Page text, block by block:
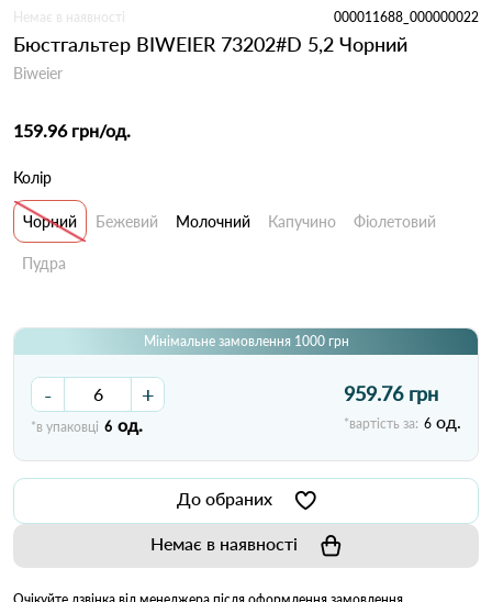
Немає в наявності 000011688_000000022
Бюстгальтер BIWEIER 73202#D 5,2 Чорний
Biweier
159.96 грн/од.
Колір
Чорний Бежевий Молочний Капучино Фіолетовий
Пудра
Мінімальне замовлення 1000 грн
- +
*в упаковці 6 од.
959.76 грн
*вартість за: 6 од.
До обраних
Немає в наявності